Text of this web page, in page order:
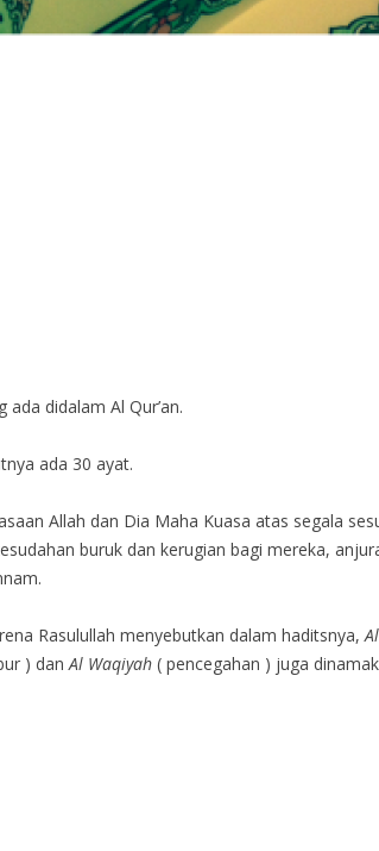
didalam Al Qur’an.
ada 30 ayat.
Allah dan Dia Maha Kuasa atas segala
buruk dan kerugian bagi mereka,
Rasulullah menyebutkan dalam haditsnya,
) danAl Waqiyah ( pencegahan ) juga